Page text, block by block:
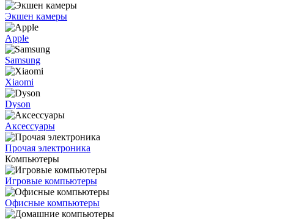
Экшен камеры
Apple
Samsung
Xiaomi
Dyson
Аксессуары
Прочая электроника
Компьютеры
Игровые компьютеры
Офисные компьютеры